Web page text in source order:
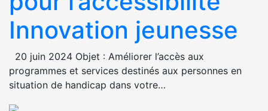
Innovation jeunesse
20 juin 2024 Objet : Améliorer l’accès aux
programmes et services destinés aux personnes en
situation de handicap dans votre…